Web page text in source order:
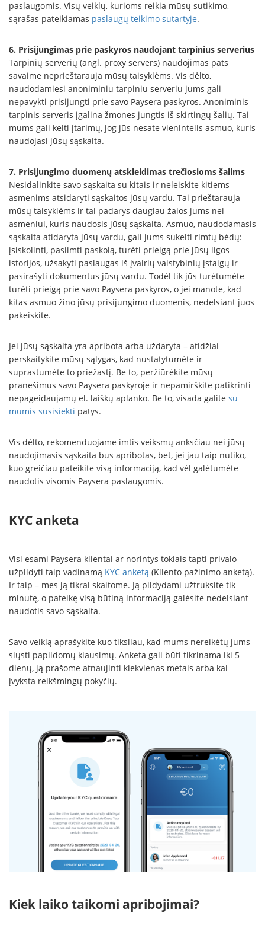
paslaugomis. Visų veiklų, kurioms reikia mūsų sutikimo,
sąrašas pateikiamas paslaugų teikimo sutartyje.
6. Prisijungimas prie paskyros naudojant tarpinius serverius
Tarpinių serverių (angl. proxy servers) naudojimas pats
savaime neprieštarauja mūsų taisyklėms. Vis dėlto,
naudodamiesi anoniminiu tarpiniu serveriu jums gali
nepavykti prisijungti prie savo Paysera paskyros. Anoniminis
tarpinis serveris įgalina žmones jungtis iš skirtingų šalių. Tai
mums gali kelti įtarimų, jog jūs nesate vienintelis asmuo, kuris
naudojasi jūsų sąskaita.
7. Prisijungimo duomenų atskleidimas trečiosioms šalims
Nesidalinkite savo sąskaita su kitais ir neleiskite kitiems
asmenims atsidaryti sąskaitos jūsų vardu. Tai prieštarauja
mūsų taisyklėms ir tai padarys daugiau žalos jums nei
asmeniui, kuris naudosis jūsų sąskaita. Asmuo, naudodamasis
sąskaita atidaryta jūsų vardu, gali jums sukelti rimtų bėdų:
įsiskolinti, pasiimti paskolą, turėti prieigą prie jūsų ligos
istorijos, užsakyti paslaugas iš įvairių valstybinių įstaigų ir
pasirašyti dokumentus jūsų vardu. Todėl tik jūs turėtumėte
turėti prieigą prie savo Paysera paskyros, o jei manote, kad
kitas asmuo žino jūsų prisijungimo duomenis, nedelsiant juos
pakeiskite.
Jei jūsų sąskaita yra apribota arba uždaryta – atidžiai
perskaitykite mūsų sąlygas, kad nustatytumėte ir
suprastumėte to priežastį. Be to, peržiūrėkite mūsų
pranešimus savo Paysera paskyroje ir nepamirškite patikrinti
nepageidaujamų el. laiškų aplanko. Be to, visada galite su
mumis susisiekti patys.
Vis dėlto, rekomenduojame imtis veiksmų anksčiau nei jūsų
naudojimasis sąskaita bus apribotas, bet, jei jau taip nutiko,
kuo greičiau pateikite visą informaciją, kad vėl galėtumėte
naudotis visomis Paysera paslaugomis.
KYC anketa
Visi esami Paysera klientai ar norintys tokiais tapti privalo
užpildyti taip vadinamą KYC anketą (Kliento pažinimo anketą).
Ir taip – mes ją tikrai skaitome. Ją pildydami užtruksite tik
minutę, o pateikę visą būtiną informaciją galėsite nedelsiant
naudotis savo sąskaita.
Savo veiklą aprašykite kuo tiksliau, kad mums nereikėtų jums
siųsti papildomų klausimų. Anketa gali būti tikrinama iki 5
dienų, ją prašome atnaujinti kiekvienas metais arba kai
įvyksta reikšmingų pokyčių.
Kiek laiko taikomi apribojimai?